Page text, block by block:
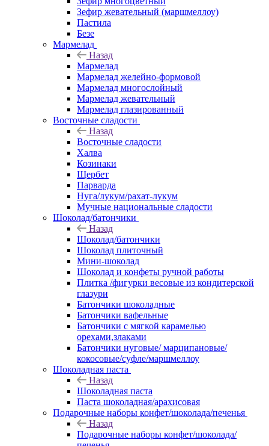
Зефир жевательный (маршмеллоу)
Пастила
Безе
Мармелад
Назад
Мармелад
Мармелад желейно-формовой
Мармелад многослойный
Мармелад жевательный
Мармелад глазированный
Восточные сладости
Назад
Восточные сладости
Халва
Козинаки
Щербет
Парварда
Нуга/лукум/рахат-лукум
Мучные национальные сладости
Шоколад/батончики
Назад
Шоколад/батончики
Шоколад плиточный
Мини-шоколад
Шоколад и конфеты ручной работы
Плитка /фигурки весовые из кондитерской
глазури
Батончики шоколадные
Батончики вафельные
Батончики с мягкой карамелью
орехами,злаками
Батончики нуговые/ марципановые/
кокосовые/суфле/маршмеллоу
Шоколадная паста
Назад
Шоколадная паста
Паста шоколадная/арахисовая
Подарочные наборы конфет/шоколада/печенья
Назад
Подарочные наборы конфет/шоколада/